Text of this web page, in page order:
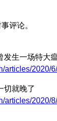
评论。
生一场特大
articles/2020/
切就晚了
articles/2020/